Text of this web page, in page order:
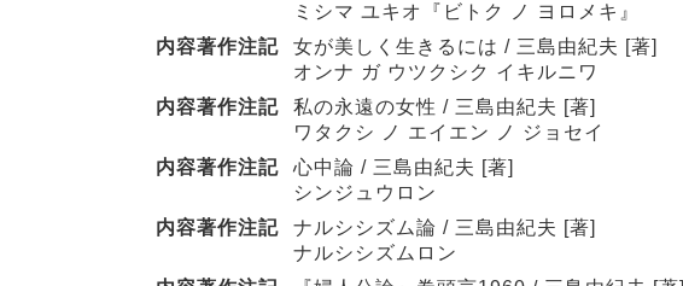
ミシマ ユキオ『ビトク ノ ヨロメキ』
内容著作注記
女が美しく生きるには / 三島由紀夫 [著]
オンナ ガ ウツクシク イキルニワ
内容著作注記
私の永遠の女性 / 三島由紀夫 [著]
ワタクシ ノ エイエン ノ ジョセイ
内容著作注記
心中論 / 三島由紀夫 [著]
シンジュウロン
内容著作注記
ナルシシズム論 / 三島由紀夫 [著]
ナルシシズムロン